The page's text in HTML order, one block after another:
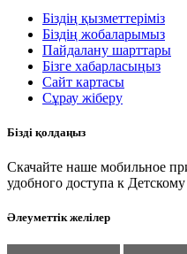
Біздің қызметтеріміз
Біздің жобаларымыз
Пайдалану шарттары
Бізге хабарласыңыз
Сайт картасы
Сұрау жіберу
Бізді қолдаңыз
Скачайте наше мобильное
удобного доступа к
Әлеуметтік желілер